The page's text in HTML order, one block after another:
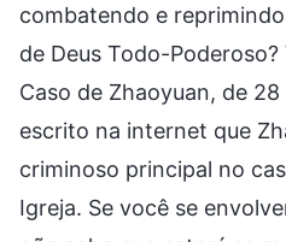
combatendo e
de Deus Todo-
Caso de Zhaoyuan, de
escrito na internet que
criminoso principal no
Igreja. Se você se